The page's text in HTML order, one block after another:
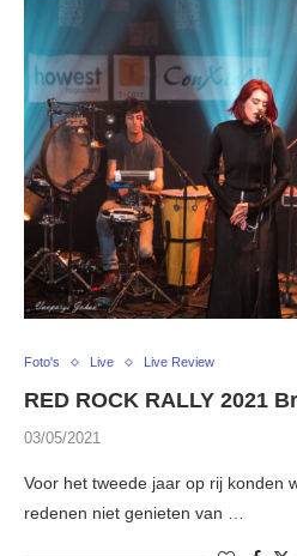
Foto's Live Live Review
RED ROCK RALLY 2021
03/05/2021
Voor het tweede jaar op rij konden
redenen niet genieten van …